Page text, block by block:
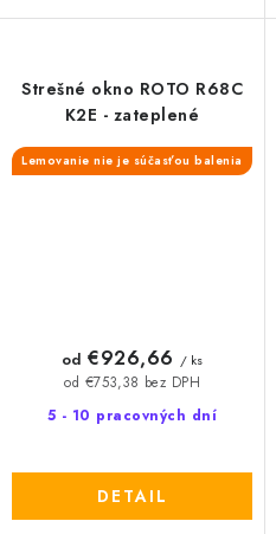
Strešné okno ROTO R68C
K2E - zateplené
Lemovanie nie je súčasťou balenia
5 - 10 pracovných dní
od €753,38 bez DPH
od €926,66 / ks
DETAIL